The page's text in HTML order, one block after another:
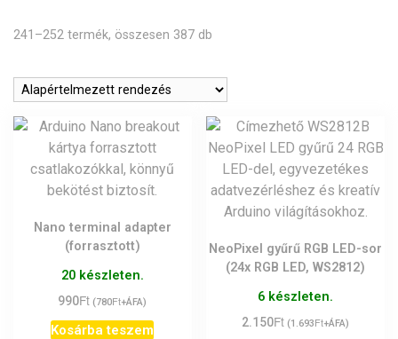
241–252 termék, összesen 387 db
Nano terminal adapter
(forrasztott)
20 készleten.
990Ft (780Ft+ÁFA)
Kosárba teszem
NeoPixel gyűrű RGB LED-sor
(24x RGB LED, WS2812)
6 készleten.
2.150Ft (1.693Ft+ÁFA)